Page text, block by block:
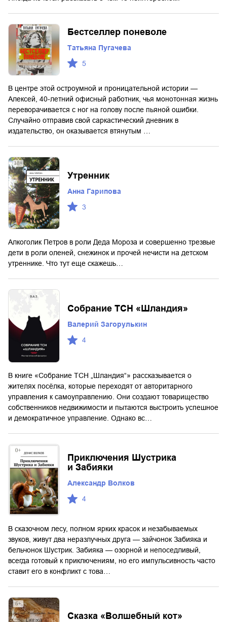
Бестселлер поневоле
Татьяна Пугачева
5
В центре этой остроумной и проницательной истории —
Алексей, 40-летний офисный работник, чья монотонная жизнь
переворачивается с ног на голову после пьяной ошибки.
Случайно отправив свой саркастический дневник в
издательство, он оказывается втянутым …
Утренник
Анна Гарипова
3
Алкоголик Петров в роли Деда Мороза и совершенно трезвые
дети в роли оленей, снежинок и прочей нечисти на детском
утреннике. Что тут еще скажешь…
Собрание ТСН «Шландия»
Валерий Загорулькин
4
В книге «Собрание ТСН „Шландия“» рассказывается о
жителях посёлка, которые переходят от авторитарного
управления к самоуправлению. Они создают товарищество
собственников недвижимости и пытаются выстроить успешное
и демократичное управление. Однако вс…
Приключения Шустрика
и Забияки
Александр Волков
4
В сказочном лесу, полном ярких красок и незабываемых
звуков, живут два неразлучных друга — зайчонок Забияка и
бельчонок Шустрик. Забияка — озорной и непоседливый,
всегда готовый к приключениям, но его импульсивность часто
ставит его в конфликт с това…
Сказка «Волшебный кот»